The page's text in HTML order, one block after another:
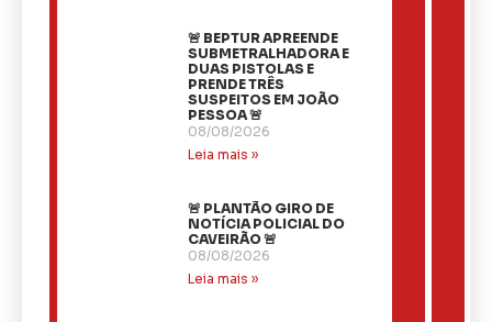
🚨 BEPTUR APREENDE
SUBMETRALHADORA E
DUAS PISTOLAS E
PRENDE TRÊS
SUSPEITOS EM JOÃO
PESSOA 🚨
08/08/2026
Leia mais »
🚨 PLANTÃO GIRO DE
NOTÍCIA POLICIAL DO
CAVEIRÃO 🚨
08/08/2026
Leia mais »